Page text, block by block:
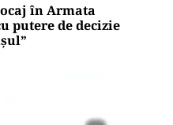
în Armata
putere de decizie